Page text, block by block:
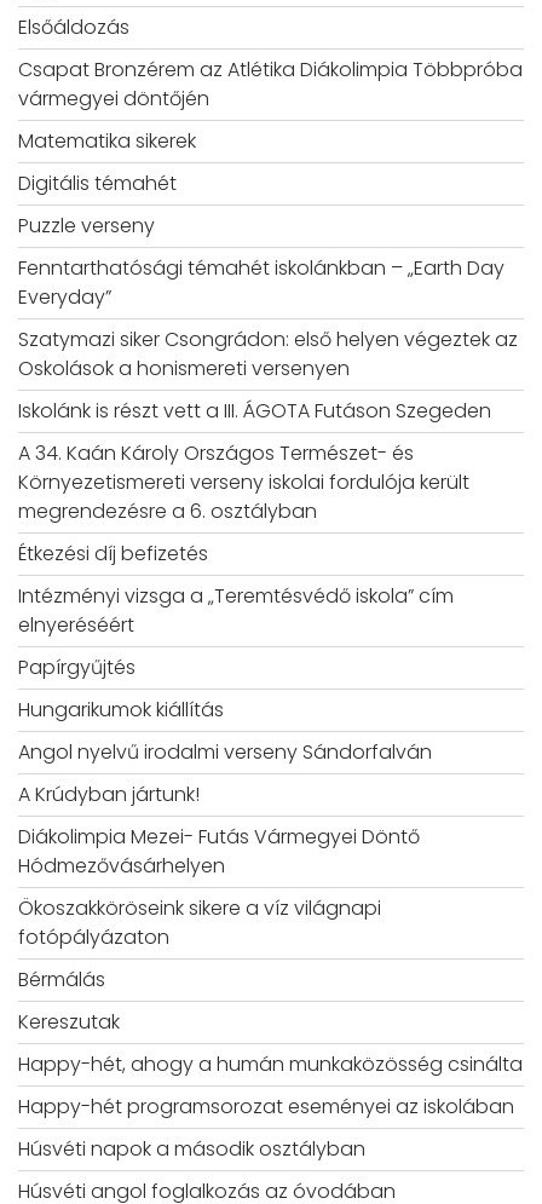
Elsőáldozás
Csapat Bronzérem az Atlétika Diákolimpia Többpróba
vármegyei döntőjén
Matematika sikerek
Digitális témahét
Puzzle verseny
Fenntarthatósági témahét iskolánkban – „Earth Day
Everyday”
Szatymazi siker Csongrádon: első helyen végeztek az
Oskolások a honismereti versenyen
Iskolánk is részt vett a III. ÁGOTA Futáson Szegeden
A 34. Kaán Károly Országos Természet- és
Környezetismereti verseny iskolai fordulója került
megrendezésre a 6. osztályban
Étkezési díj befizetés
Intézményi vizsga a „Teremtésvédő iskola” cím
elnyeréséért
Papírgyűjtés
Hungarikumok kiállítás
Angol nyelvű irodalmi verseny Sándorfalván
A Krúdyban jártunk!
Diákolimpia Mezei- Futás Vármegyei Döntő
Hódmezővásárhelyen
Ökoszakköröseink sikere a víz világnapi
fotópályázaton
Bérmálás
Kereszutak
Happy-hét, ahogy a humán munkaközösség csinálta
Happy-hét programsorozat eseményei az iskolában
Húsvéti napok a második osztályban
Húsvéti angol foglalkozás az óvodában